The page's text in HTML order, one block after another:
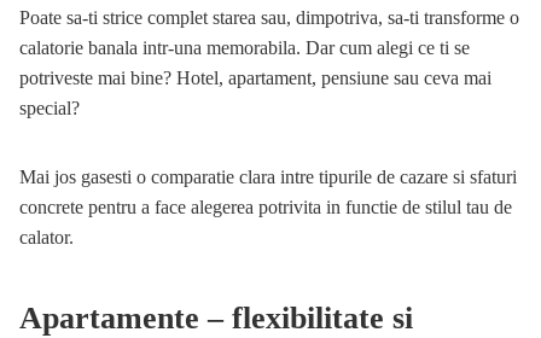
Poate sa-ti strice complet starea sau, dimpotriva, sa-ti transforme o
calatorie banala intr-una memorabila. Dar cum alegi ce ti se
potriveste mai bine? Hotel, apartament, pensiune sau ceva mai
special?
Mai jos gasesti o comparatie clara intre tipurile de cazare si sfaturi
concrete pentru a face alegerea potrivita in functie de stilul tau de
calator.
Apartamente – flexibilitate si